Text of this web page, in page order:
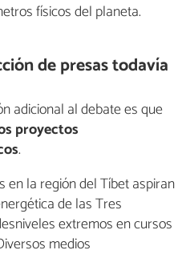
físicos del planeta.
de presas todavía
adicional al debate es que
proyectos
.
en la región del Tíbet aspiran
de las Tres
extremos en cursos
medios